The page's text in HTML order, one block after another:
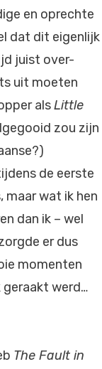
en oprechte
dat dit eigenlijk
juist over-
uit moeten
alsLittle
zou zijn
de eerste
wat ik hen
dan ik – wel
er dus
momenten
geraakt werd…
The Fault in